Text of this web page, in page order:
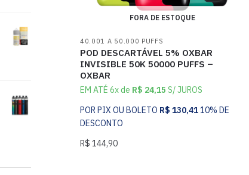
FORA DE ESTOQUE
40.001 A 50.000 PUFFS
POD DESCARTÁVEL 5% OXBAR
INVISIBLE 50K 50000 PUFFS –
OXBAR
EM ATÉ 6x de R$ 24,15 S/ JUROS
POR PIX OU BOLETO R$ 130,4110% DE
DESCONTO
R$ 144,90